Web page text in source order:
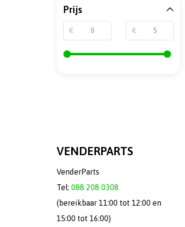
Prijs
€ €
VENDERPARTS
VenderParts
Tel: 088 208 0308
(bereikbaar 11:00 tot 12:00 en
15:00 tot 16:00)